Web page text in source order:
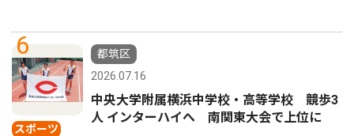
6
スポーツ
都筑区
2026.07.16
中央大学附属横浜中学校・高等学校 競歩3
人 インターハイへ 南関東大会で上位に